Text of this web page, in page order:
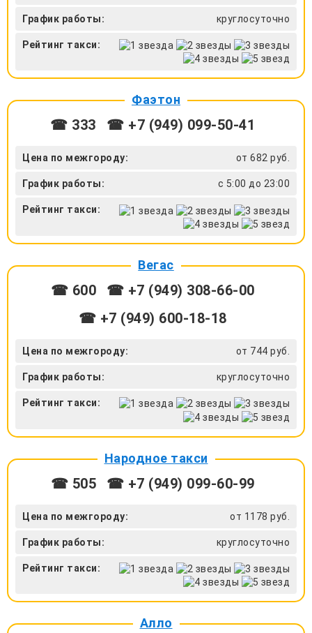
График работы: круглосуточно
Рейтинг такси:
Фаэтон
☎ 333 ☎ +7 (949) 099-50-41
Цена по межгороду: от 682 руб.
График работы: с 5:00 до 23:00
Рейтинг такси:
Вегас
☎ 600
☎ +7 (949) 308-66-00
☎ +7 (949) 600-18-18
Цена по межгороду: от 744 руб.
График работы: круглосуточно
Рейтинг такси:
Народное такси
☎ 505 ☎ +7 (949) 099-60-99
Цена по межгороду: от 1178 руб.
График работы: круглосуточно
Рейтинг такси:
Алло